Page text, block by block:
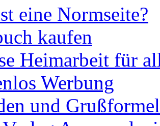
eine Normseite?
kaufen
Heimarbeit für
Werbung
und